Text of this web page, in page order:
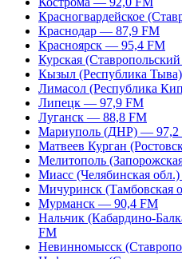
Красногвардейское
Краснодар — 87,9 FM
Красноярск — 95,4 FM
Курская
Кызыл (Республика
Лимасол (Республика
Липецк — 97,9 FM
Луганск — 88,8 FM
Мариуполь (ДНР) — 97,2
Матвеев Курган
Мелитополь
Миасс (Челябинская
Мичуринск (Тамбовская
Мурманск — 90,4 FM
Нальчик (Кабардино-
FM
Невинномысск